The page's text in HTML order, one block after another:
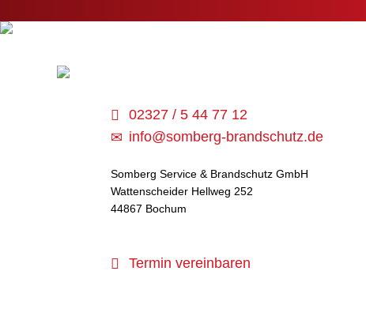
02327 / 5 44 77 12
info@somberg-brandschutz.de
Somberg Service & Brandschutz GmbH
Wattenscheider Hellweg 252
44867 Bochum
Termin vereinbaren